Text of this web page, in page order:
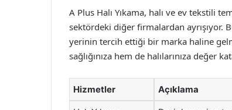
A Plus Halı Yıkama, halı ve ev tekstili
sektördeki diğer firmalardan ayrışıyor.
yerinin tercih ettiği bir marka haline
sağlığınıza hem de halılarınıza değer
Hizmetler Açıklama